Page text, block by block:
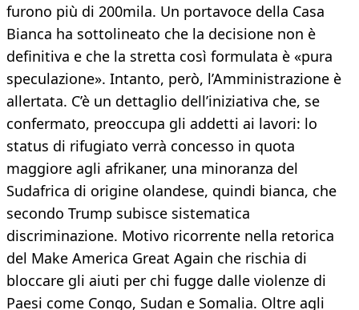
furono più di 200mila. Un portavoce della Casa
Bianca ha sottolineato che la decisione non è
definitiva e che la stretta così formulata è «pura
speculazione». Intanto, però, l’Amministrazione è
allertata. C’è un dettaglio dell’iniziativa che, se
confermato, preoccupa gli addetti ai lavori: lo
status di rifugiato verrà concesso in quota
maggiore agli afrikaner, una minoranza del
Sudafrica di origine olandese, quindi bianca, che
secondo Trump subisce sistematica
discriminazione. Motivo ricorrente nella retorica
del Make America Great Again che rischia di
bloccare gli aiuti per chi fugge dalle violenze di
Paesi come Congo, Sudan e Somalia. Oltre agli